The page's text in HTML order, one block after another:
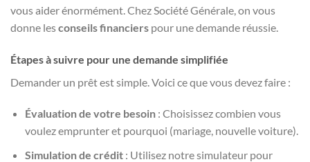
vous aider énormément. Chez Société Générale, on vous
donne lesconseils financiers pour une demande réussie.
Étapes à suivre pour une demande simplifiée
Demander un prêt est simple. Voici ce que vous devez faire :
Évaluation de votre besoin: Choisissez combien vous
voulez emprunter et pourquoi (mariage, nouvelle voiture).
Simulation de crédit: Utilisez notre simulateur pour